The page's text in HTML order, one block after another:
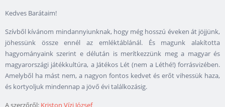
Kedves Barátaim!
Szívből kívánom mindannyiunknak, hogy még hosszú éveken át jöjjünk,
jöhessünk össze ennél az emléktáblánál. És magunk alakította
hagyományaink szerint e délután is merítkezzünk meg a magyar és
magyarországi játékkultúra, a Játékos Lét (nem a Léthé!) forrásvizében.
Amelyből ha mást nem, a nagyon fontos kedvet és erőt vihessük haza,
és kortyoljuk mindennap a jövő évi találkozásig.